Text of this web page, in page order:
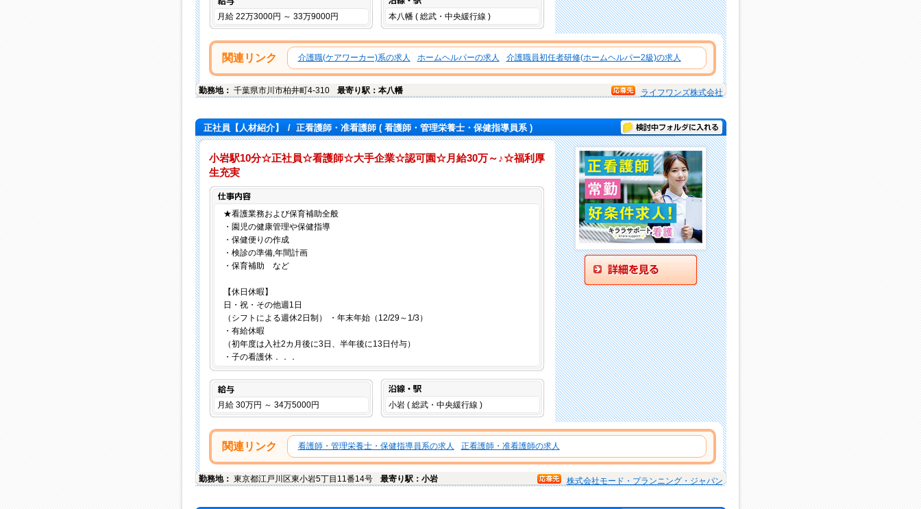
月給 22万3000円 ～ 33万9000円 本八幡 ( 総武・中央緩行線 )
関連リンク 介護職(ケアワーカー)系の求人 ホームヘルパーの求人 介護職員初任者研修(ホームヘルパー2級)の求人
勤務地： 千葉県市川市柏井町4-310 最寄り駅：本八幡 ライフワンズ株式会社
正社員【人材紹介】 / 正看護師・准看護師( 看護師・管理栄養士・保健指導員系 ) 検討中フォルダに入れる
小岩駅10分☆正社員☆看護師☆大手企業☆認可園☆月給30万～♪☆福利厚
生充実
★看護業務および保育補助全般
・園児の健康管理や保健指導
・保健便りの作成
・検診の準備,年間計画
・保育補助 など
【休日休暇】
日・祝・その他週1日
（シフトによる週休2日制） ・年末年始（12/29～1/3）
・有給休暇
（初年度は入社2カ月後に3日、半年後に13日付与）
・子の看護休．．．
給与
月給 30万円 ～ 34万5000円 小岩 ( 総武・中央緩行線 )
関連リンク 看護師・管理栄養士・保健指導員系の求人 正看護師・准看護師の求人
勤務地： 東京都江戸川区東小岩5丁目11番14号 最寄り駅：小岩 株式会社モード・プランニング・ジャパン